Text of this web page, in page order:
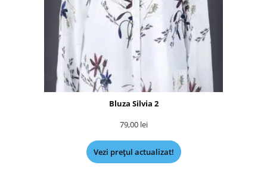
Bluza Silvia 2
79,00 lei
Vezi prețul actualizat!